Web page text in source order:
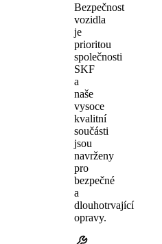
Bezpečnost
vozidla
je
prioritou
společnosti
SKF
a
naše
vysoce
kvalitní
součásti
jsou
navrženy
pro
bezpečné
a
dlouhotrvající
opravy.